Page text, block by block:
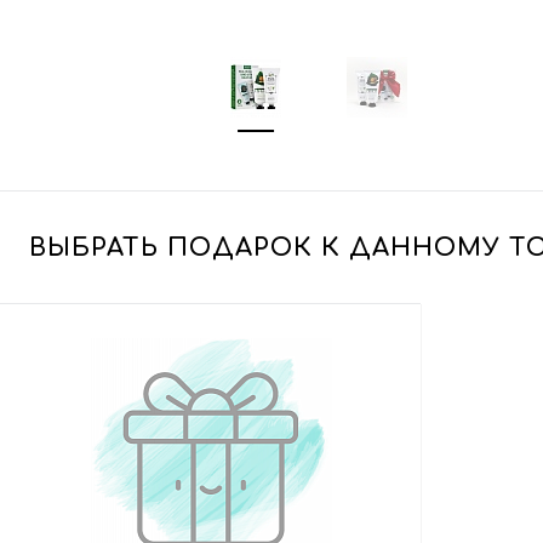
ВЫБРАТЬ ПОДАРОК К ДАННОМУ